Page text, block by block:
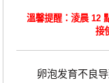
溫馨提醒：淩晨 12
接
卵泡发育不良导